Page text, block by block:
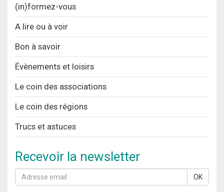
(in)formez-vous
A lire ou à voir
Bon à savoir
Évènements et loisirs
Le coin des associations
Le coin des régions
Trucs et astuces
Recevoir la newsletter
OK